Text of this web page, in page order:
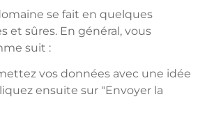
se fait en quelques
et sûres. En général, vous
suit :
vos données avec une idée
ensuite sur "Envoyer la